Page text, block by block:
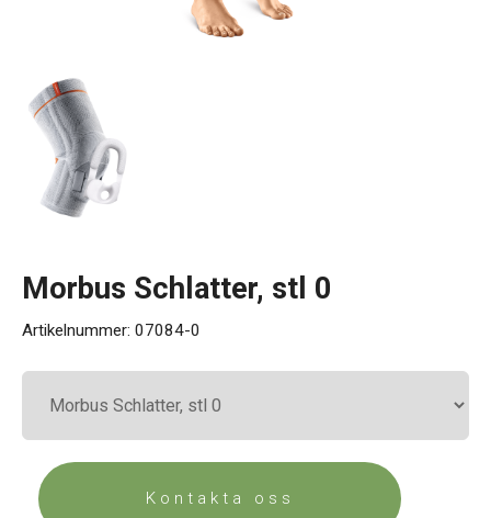
Morbus Schlatter, stl 0
Artikelnummer: 07084-0
Kontakta oss